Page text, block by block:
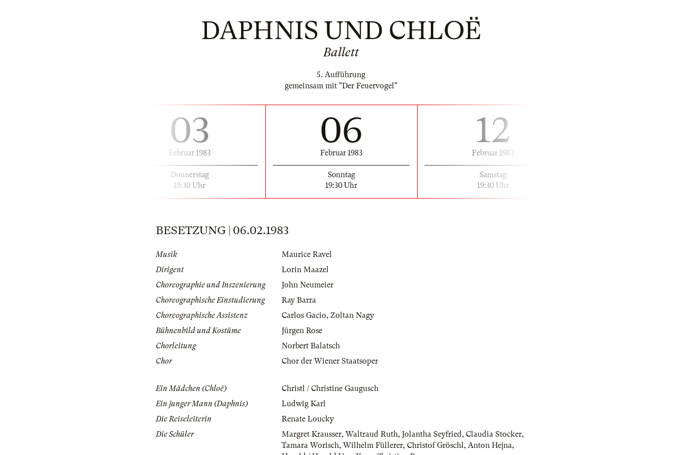
DAPHNIS UND CHLOË
Ballett
5. Aufführung
gemeinsam mit "Der Feuervogel"
03
Februar 1983
Donnerstag
19:30 Uhr
06
Februar 1983
Sonntag
19:30 Uhr
12
Februar 1983
Samstag
19:30 Uhr
BESETZUNG | 06.02.1983
Musik
Maurice Ravel
Dirigent
Lorin Maazel
Choreographie und Inszenierung
John Neumeier
Choreographische Einstudierung
Ray Barra
Choreographische Assistenz
Carlos Gacio, Zoltan Nagy
Bühnenbild und Kostüme
Jürgen Rose
Chorleitung
Norbert Balatsch
Chor
Chor der Wiener Staatsoper
Ein Mädchen (Chloë)
Christl / Christine Gaugusch
Ein junger Mann (Daphnis)
Ludwig Karl
Die Reiseleiterin
Renate Loucky
Die Schüler
Margret Krausser, Waltraud Ruth, Jolantha Seyfried, Claudia Stocker,
Tamara Worisch, Wilhelm Füllerer, Christof Gröschl, Anton Hejna,